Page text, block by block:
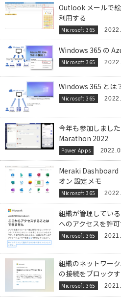
Outlook メールで
利用する
Microsoft 365
Windows 365 の
Microsoft 365
Windows 365 とは
Microsoft 365
今年も参加しまし
Marathon 2022
Power Apps
Meraki Dashboard
オン 設定メモ
Microsoft 365
組織が管理してい
へのアクセスを許
Microsoft 365
組織のネットワー
の接続をブロック
Microsoft 365